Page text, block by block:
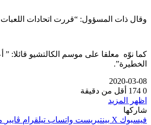
وقال ذات المسؤول: “قررت اتحادات اللعبات
كما نوّه معلقا على موسم الكالتشيو قائلا:
الخطيرة”.
2020-03-08
0
أقل من دقيقة
اظهر المزيد
شاركها
فيسبوك ‫X بينتيريست واتساب تيلقرام ڤايبر